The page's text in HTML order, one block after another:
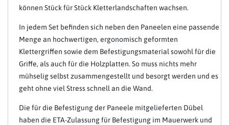
können Stück für Stück Kletterlandschaften wachsen.
In jedem Set befinden sich neben den Paneelen eine passende
Menge an hochwertigen, ergonomisch geformten
Klettergriffen sowie dem Befestigungsmaterial sowohl für die
Griffe, als auch für die Holzplatten. So muss nichts mehr
mühselig selbst zusammengestellt und besorgt werden und es
geht ohne viel Stress schnell an die Wand.
Die für die Befestigung der Paneele mitgelieferten Dübel
haben die ETA-Zulassung für Befestigung im Mauerwerk und